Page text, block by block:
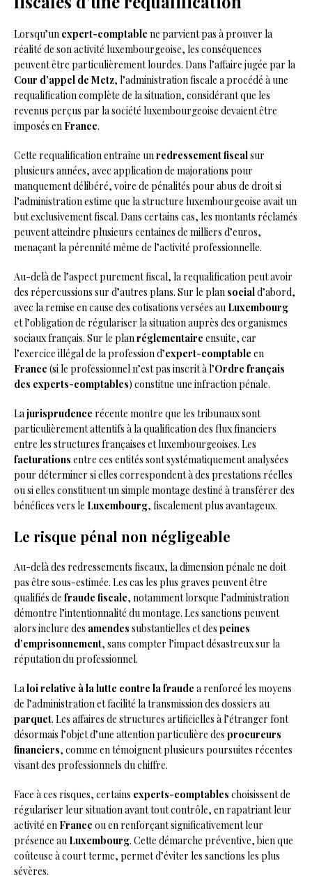
Lorsqu’un expert-comptable ne parvient pas à prouver la
réalité de son activité luxembourgeoise, les conséquences
peuvent être particulièrement lourdes. Dans l’affaire jugée par la
Cour d’appel de Metz, l’administration fiscale a procédé à une
requalification complète de la situation, considérant que les
revenus perçus par la société luxembourgeoise devaient être
imposés en France.
Cette requalification entraîne un redressement fiscalsur
plusieurs années, avec application de majorations pour
manquement délibéré, voire de pénalités pour abus de droit si
l’administration estime que la structure luxembourgeoise avait un
but exclusivement fiscal. Dans certains cas, les montants réclamés
peuvent atteindre plusieurs centaines de milliers d’euros,
menaçant la pérennité même de l’activité professionnelle.
Au-delà de l’aspect purement fiscal, la requalification peut avoir
des répercussions sur d’autres plans. Sur le plan sociald’abord,
avec la remise en cause des cotisations versées au Luxembourg
et l’obligation de régulariser la situation auprès des organismes
sociaux français. Sur le plan réglementaire ensuite, car
l’exercice illégal de la profession d’expert-comptable en
France (si le professionnel n’est pas inscrit à l’Ordre français
des experts-comptables) constitue une infraction pénale.
La jurisprudence récente montre que les tribunaux sont
particulièrement attentifs à la qualification des flux financiers
entre les structures françaises et luxembourgeoises. Les
facturations entre ces entités sont systématiquement analysées
pour déterminer si elles correspondent à des prestations réelles
ou si elles constituent un simple montage destiné à transférer des
bénéfices vers le Luxembourg, fiscalement plus avantageux.
Le risque pénal non négligeable
Au-delà des redressements fiscaux, la dimension pénale ne doit
pas être sous-estimée. Les cas les plus graves peuvent être
qualifiés de fraude fiscale, notamment lorsque l’administration
démontre l’intentionnalité du montage. Les sanctions peuvent
alors inclure des amendes substantielles et des peines
d’emprisonnement, sans compter l’impact désastreux sur la
réputation du professionnel.
La loi relative à la lutte contre la fraude a renforcé les moyens
de l’administration et facilité la transmission des dossiers au
parquet. Les affaires de structures artificielles à l’étranger font
désormais l’objet d’une attention particulière des procureurs
financiers, comme en témoignent plusieurs poursuites récentes
visant des professionnels du chiffre.
Face à ces risques, certains experts-comptables choisissent de
régulariser leur situation avant tout contrôle, en rapatriant leur
activité en France ou en renforçant significativement leur
présence au Luxembourg. Cette démarche préventive, bien que
coûteuse à court terme, permet d’éviter les sanctions les plus
sévères.